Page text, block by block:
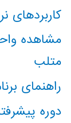
کاربردهای
مشاهده
متلب
راهنمای
دوره